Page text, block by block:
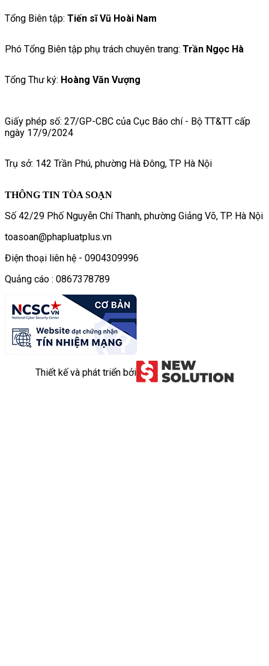
Tổng Biên tập: Tiến sĩ Vũ Hoài Nam
Phó Tổng Biên tập phụ trách chuyên trang: Trần Ngọc Hà
Tổng Thư ký: Hoàng Văn Vượng
Giấy phép số: 27/GP-CBC của Cục Báo chí - Bộ TT&TT cấp
ngày 17/9/2024
Trụ sở: 142 Trần Phú, phường Hà Đông, TP Hà Nội
THÔNG TIN TÒA SOẠN
Số 42/29 Phố Nguyễn Chí Thanh, phường Giảng Võ, TP. Hà Nội
toasoan@phapluatplus.vn
Điện thoại liên hệ - 0904309996
Quảng cáo : 0867378789
Thiết kế và phát triển bởi